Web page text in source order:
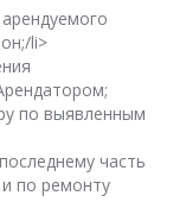
li>
по выявленным
часть
по ремонту